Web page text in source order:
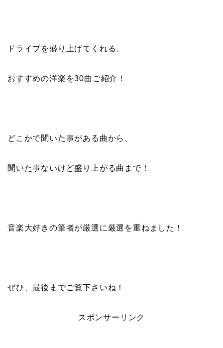
ドライブを盛り上げてくれる、
おすすめの洋楽を30曲ご紹介！
どこかで聞いた事がある曲から、
聞いた事ないけど盛り上がる曲まで！
音楽大好きの筆者が厳選に厳選を重ねました！
ぜひ、最後までご覧下さいね！
スポンサーリンク